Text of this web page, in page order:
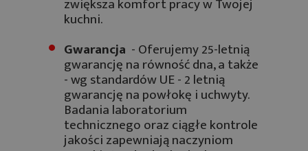
kuchni.
Gwarancja - Oferujemy 25-letnią
gwarancję na równość dna, a także
- wg standardów UE - 2 letnią
gwarancję na powłokę i uchwyty.
Badania laboratorium
technicznego oraz ciągłe kontrole
jakości zapewniają naczyniom